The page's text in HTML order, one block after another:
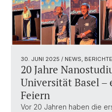
30. JUNI 2025 / NEWS, BERICHTE
20 Jahre
Universität Basel –
Feiern
Vor 20 Jahren haben die